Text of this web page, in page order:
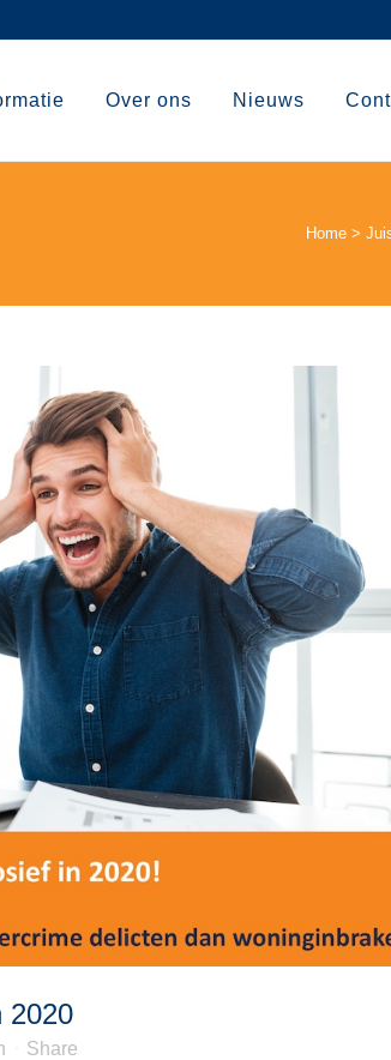
Over ons Nieuws
Home >
2020
Share